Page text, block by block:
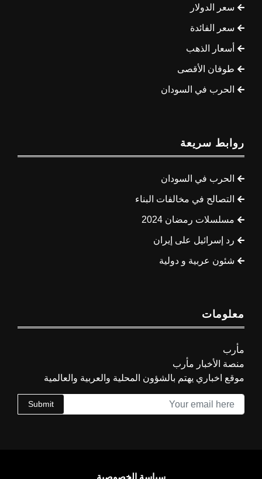
سعر الدولار
سعر الفائدة
أسعار الذهب
طوفان الأقصى
الحرب في السودان
روابط سريعة
الحرب في السودان
التصالح في مخالفات البناء
مسلسلات رمضان 2024
رد إسرائيل على إيران
شئون عربية و دولية
معلومات
مأرب
منصة الأخبار مأرب
موقع اخباري يهتم بالشؤون المحلية والعربية والعالمية
Submit